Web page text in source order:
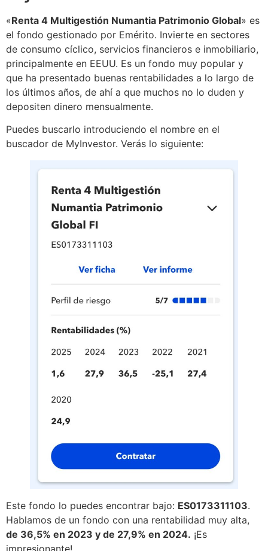
«Renta 4 Multigestión Numantia Patrimonio Global» es
el fondo gestionado por Emérito. Invierte en sectores
de consumo cíclico, servicios financieros e inmobiliario,
principalmente en EEUU. Es un fondo muy popular y
que ha presentado buenas rentabilidades a lo largo de
los últimos años, de ahí a que muchos no lo duden y
depositen dinero mensualmente.
Puedes buscarlo introduciendo el nombre en el
buscador de MyInvestor. Verás lo siguiente:
Este fondo lo puedes encontrar bajo: ES0173311103.
Hablamos de un fondo con una rentabilidad muy alta,
de 36,5% en 2023 y de 27,9% en 2024. ¡Es